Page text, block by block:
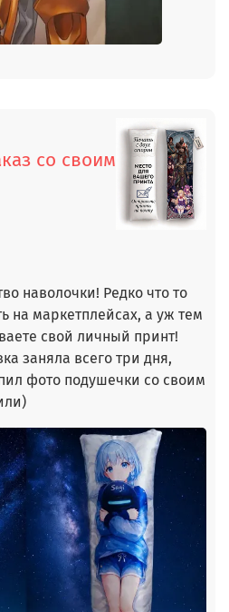
со своим
наволочки! Редко что то
на маркетплейсах, а уж тем
свой личный принт!
заняла всего три дня,
фото подушечки со своим